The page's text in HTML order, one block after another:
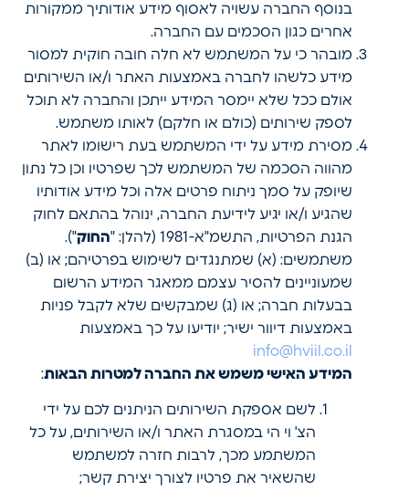
בנוסף החברה עשויה לאסוף מידע אודותיך ממקורות
אחרים כגון הסכמים עם החברה.
מובהר כי על המשתמש לא חלה חובה חוקית למסור
מידע כלשהו לחברה באמצעות האתר ו/או השירותים
אולם ככל שלא יימסר המידע ייתכן והחברה לא תוכל
לספק שירותים (כולם או חלקם) לאותו משתמש.
מסירת מידע על ידי המשתמש בעת רישומו לאתר
מהווה הסכמה של המשתמש לכך שפרטיו וכן כל נתון
שיופק על סמך ניתוח פרטים אלה וכל מידע אודותיו
שהגיע ו/או יגיע לידיעת החברה, ינוהל בהתאם לחוק
הגנת הפרטיות, התשמ"א-1981 (להלן: "
החוק").
משתמשים: (א) שמתנגדים לשימוש בפרטיהם; או (ב)
שמעוניינים להסיר עצמם ממאגר המידע הרשום
בבעלות חברה; או (ג) שמבקשים שלא לקבל פניות
באמצעות דיוור ישיר; יודיעו על כך באמצעות
info@hviil.co.il
המידע האישי משמש את החברה למטרות הבאות:
לשם אספקת השירותים הניתנים לכם על ידי
הצ' וי הי במסגרת האתר ו/או השירותים, על כל
המשתמע מכך, לרבות חזרה למשתמש
שהשאיר את פרטיו לצורך יצירת קשר;